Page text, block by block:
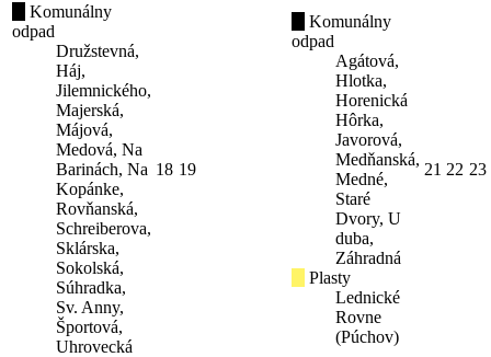
Komunálny
odpad
Družstevná,
Háj,
Jilemnického,
Majerská,
Májová,
Medová, Na
Barinách, Na
Kopánke,
Rovňanská,
Schreiberova,
Sklárska,
Sokolská,
Súhradka,
Sv. Anny,
Športová,
Uhrovecká
18 19
Komunálny
odpad
Agátová,
Hlotka,
Horenická
Hôrka,
Javorová,
Medňanská,
Medné,
Staré
Dvory, U
duba,
Záhradná
Plasty
Lednické
Rovne
(Púchov)
21 22 23